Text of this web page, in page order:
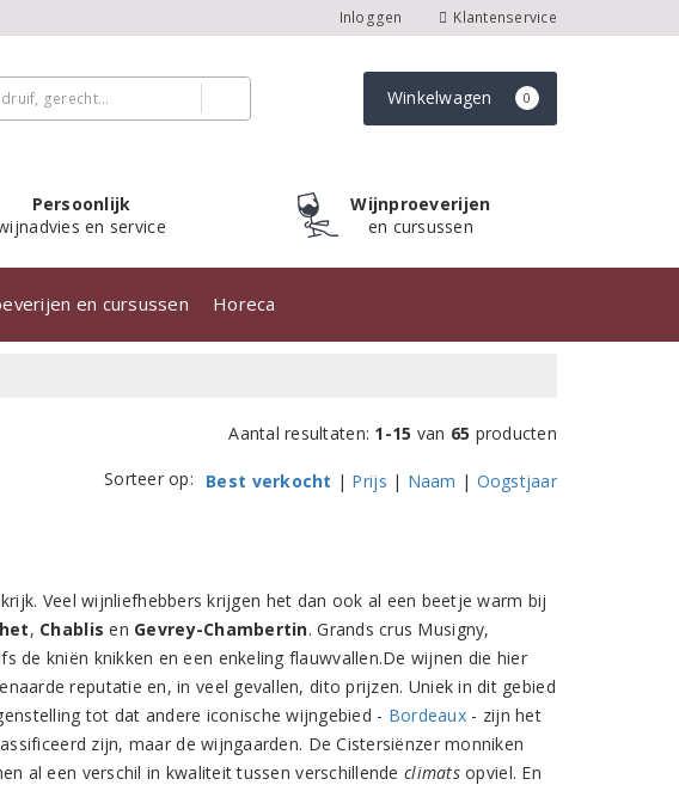
Inloggen Klantenservice
Winkelwagen 0
Persoonlijk
en service
Wijnproeverijen
en cursussen
en cursussen Horeca
Aantal resultaten: 1-15 van 65 producten
Sorteer op: Best verkocht | Prijs | Naam | Oogstjaar
Veel wijnliefhebbers krijgen het dan ook al een beetje warm bij
, Chablis en Gevrey-Chambertin. Grands crus Musigny,
de kniën knikken en een enkeling flauwvallen.De wijnen die hier
reputatie en, in veel gevallen, dito prijzen. Uniek in dit gebied
tot dat andere iconische wijngebied - Bordeaux- zijn het
zijn, maar de wijngaarden. De Cistersiënzer monniken
al een verschil in kwaliteit tussen verschillendeclimatsopviel. En